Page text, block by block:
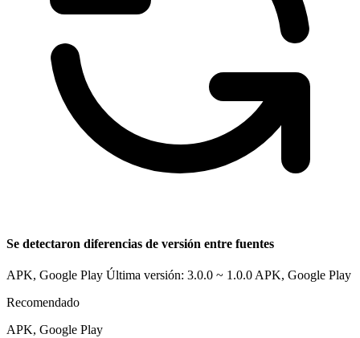
Se detectaron diferencias de versión entre fuentes
APK, Google Play Última versión: 3.0.0 ~ 1.0.0 APK, Google Play
Recomendado
APK, Google Play